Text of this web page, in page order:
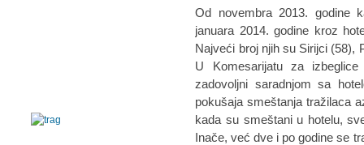
Od novembra 2013. godine
januara 2014. godine kroz
Najveći broj njih su Sirijci (58),
U Komesarijatu za
zadovoljni saradnjom sa
pokušaja smeštanja tražilaca
kada su smeštani u hotelu,
Inače, već dve i po godine se